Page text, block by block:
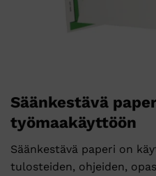
Säänkestävä
työmaakäyttöön
Säänkestävä paperi on
tulosteiden, ohjeiden,